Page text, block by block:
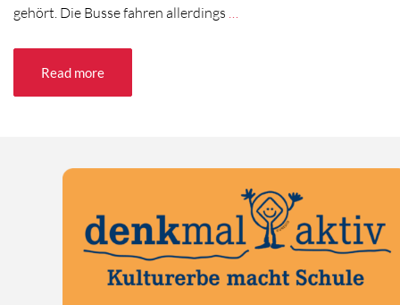
gehört. Die Busse fahren allerdings …
Read more